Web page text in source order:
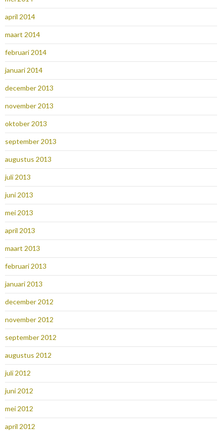
april 2014
maart 2014
februari 2014
januari 2014
december 2013
november 2013
oktober 2013
september 2013
augustus 2013
juli 2013
juni 2013
mei 2013
april 2013
maart 2013
februari 2013
januari 2013
december 2012
november 2012
september 2012
augustus 2012
juli 2012
juni 2012
mei 2012
april 2012